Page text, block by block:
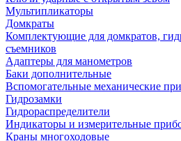
Мультипликаторы
Домкраты
Комплектующие для домкратов,
съемников
Адаптеры для манометров
Баки дополнительные
Вспомогательные механические
Гидрозамки
Гидрораспределители
Индикаторы и измерительные
Краны многоходовые